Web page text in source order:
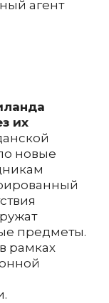
агент
их
новые
предметы.
рамках